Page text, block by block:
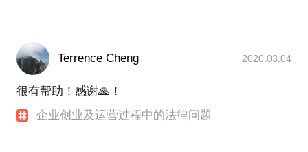
Terrence Cheng 2020.03.04
很有帮助！感谢🙏！
企业创业及运营过程中的法律问题